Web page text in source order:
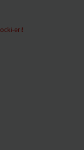
eri!